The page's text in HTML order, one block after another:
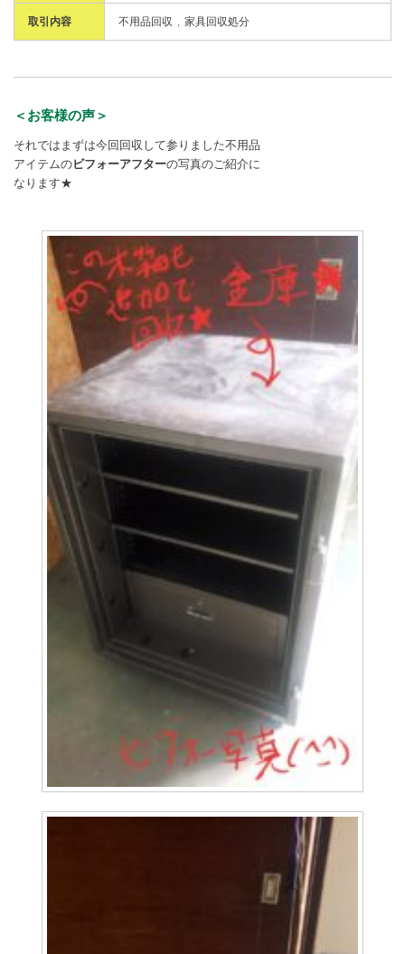
取引内容 不用品回収 家具回収処分
＜お客様の声＞
それではまずは今回回収して参りました不用品
アイテムのビフォーアフターの写真のご紹介に
なります★